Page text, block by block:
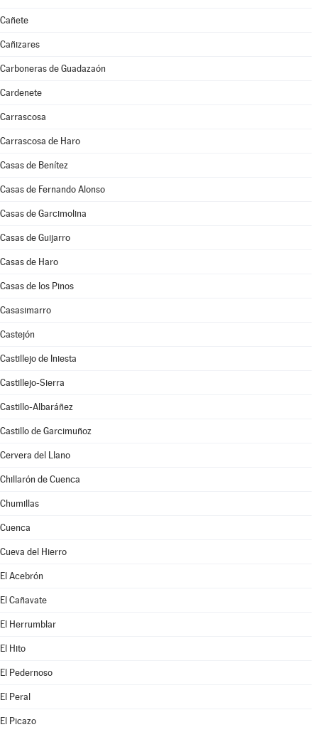
Cañete
Cañizares
Carboneras de Guadazaón
Cardenete
Carrascosa
Carrascosa de Haro
Casas de Benítez
Casas de Fernando Alonso
Casas de Garcimolina
Casas de Guijarro
Casas de Haro
Casas de los Pinos
Casasimarro
Castejón
Castillejo de Iniesta
Castillejo-Sierra
Castillo-Albaráñez
Castillo de Garcimuñoz
Cervera del Llano
Chillarón de Cuenca
Chumillas
Cuenca
Cueva del Hierro
El Acebrón
El Cañavate
El Herrumblar
El Hito
El Pedernoso
El Peral
El Picazo